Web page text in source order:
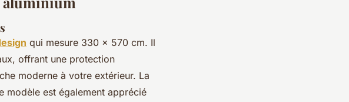
qui mesure 330 x 570 cm. Il
offrant une protection
moderne à votre extérieur. La
modèle est également apprécié